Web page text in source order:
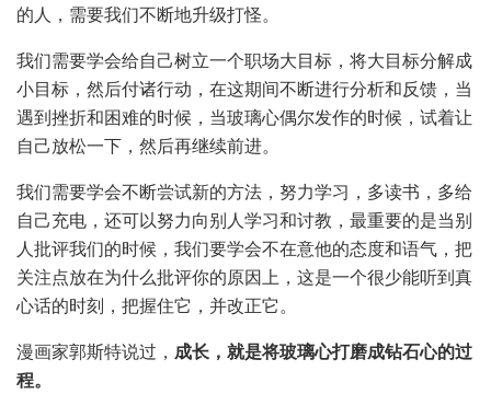
的人，需要我们不断地升级打怪。
我们需要学会给自己树立一个职场大目标，将大目标分解成
小目标，然后付诸行动，在这期间不断进行分析和反馈，当
遇到挫折和困难的时候，当玻璃心偶尔发作的时候，试着让
自己放松一下，然后再继续前进。
我们需要学会不断尝试新的方法，努力学习，多读书，多给
自己充电，还可以努力向别人学习和讨教，最重要的是当别
人批评我们的时候，我们要学会不在意他的态度和语气，把
关注点放在为什么批评你的原因上，这是一个很少能听到真
心话的时刻，把握住它，并改正它。
漫画家郭斯特说过， 成长，就是将玻璃心打磨成钻石心的过
程。